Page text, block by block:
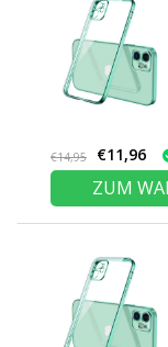
€14,95 €11,96
ZUM